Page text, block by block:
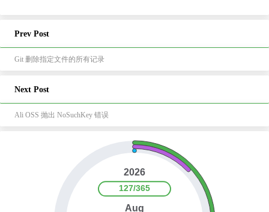
Prev Post
Git 删除指定文件的所有记录
Next Post
Ali OSS 抛出 NoSuchKey 错误